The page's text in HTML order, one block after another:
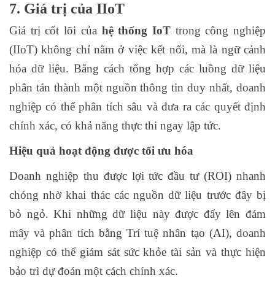
7. Giá trị của IIoT
Giá trị cốt lõi của hệ thống IoT trong công nghiệp
(IIoT) không chỉ nằm ở việc kết nối, mà là ngữ cảnh
hóa dữ liệu. Bằng cách tổng hợp các luồng dữ liệu
phân tán thành một nguồn thông tin duy nhất, doanh
nghiệp có thể phân tích sâu và đưa ra các quyết định
chính xác, có khả năng thực thi ngay lập tức.
Hiệu quả hoạt động được tối ưu hóa
Doanh nghiệp thu được lợi tức đầu tư (ROI) nhanh
chóng nhờ khai thác các nguồn dữ liệu trước đây bị
bỏ ngỏ. Khi những dữ liệu này được đẩy lên đám
mây và phân tích bằng Trí tuệ nhân tạo (AI), doanh
nghiệp có thể giám sát sức khỏe tài sản và thực hiện
bảo trì dự đoán một cách chính xác.